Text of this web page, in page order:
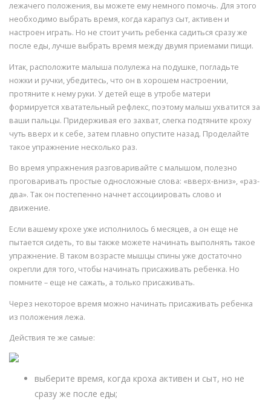
лежачего положения, вы можете ему немного помочь. Для этого
необходимо выбрать время, когда карапуз сыт, активен и
настроен играть. Но не стоит учить ребенка садиться сразу же
после еды, лучше выбрать время между двумя приемами пищи.
Итак, расположите малыша полулежа на подушке, погладьте
ножки и ручки, убедитесь, что он в хорошем настроении,
протяните к нему руки. У детей еще в утробе матери
формируется хватательный рефлекс, поэтому малыш ухватится за
ваши пальцы. Придерживая его захват, слегка подтяните кроху
чуть вверх и к себе, затем плавно опустите назад. Проделайте
такое упражнение несколько раз.
Во время упражнения разговаривайте с малышом, полезно
проговаривать простые односложные слова: «вверх-вниз», «раз-
два». Так он постепенно начнет ассоциировать слово и
движение.
Если вашему крохе уже исполнилось 6 месяцев, а он еще не
пытается сидеть, то вы также можете начинать выполнять такое
упражнение. В таком возрасте мышцы спины уже достаточно
окрепли для того, чтобы начинать присаживать ребенка. Но
помните – еще не сажать, а только присаживать.
Через некоторое время можно начинать присаживать ребенка
из положения лежа.
Действия те же самые:
выберите время, когда кроха активен и сыт, но не
сразу же после еды;